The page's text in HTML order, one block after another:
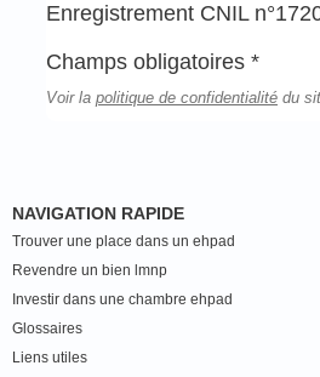
Enregistrement CNIL
Champs obligatoires *
Voir la politique de confidentialité du
NAVIGATION RAPIDE
Trouver une place dans un ehpad
Revendre un bien lmnp
Investir dans une chambre ehpad
Glossaires
Liens utiles